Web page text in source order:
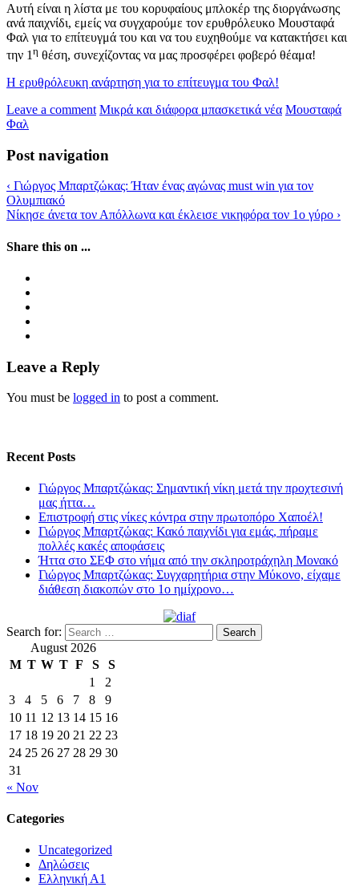
Αυτή είναι η λίστα με του κορυφαίους μπλοκέρ της διοργάνωσης
ανά παιχνίδι, εμείς να συγχαρούμε τον ερυθρόλευκο Μουσταφά
Φαλ για το επίτευγμά του και να του ευχηθούμε να κατακτήσει και
την 1 η θέση, συνεχίζοντας να μας προσφέρει φοβερό θέαμα!
Η ερυθρόλευκη ανάρτηση για το επίτευγμα του Φαλ!
Leave a comment Μικρά και διάφορα μπασκετικά νέα Μουσταφά
Φαλ
Post navigation
‹ Γιώργος Μπαρτζώκας: Ήταν ένας αγώνας must win για τον
Ολυμπιακό
Νίκησε άνετα τον Απόλλωνα και έκλεισε νικηφόρα τον 1ο γύρο ›
Share this on ...
Leave a Reply
You must be logged in to post a comment.
Recent Posts
Γιώργος Μπαρτζώκας: Σημαντική νίκη μετά την προχτεσινή
μας ήττα…
Επιστροφή στις νίκες κόντρα στην πρωτοπόρο Χαποέλ!
Γιώργος Μπαρτζώκας: Κακό παιχνίδι για εμάς, πήραμε
πολλές κακές αποφάσεις
Ήττα στο ΣΕΦ στο νήμα από την σκληροτράχηλη Μονακό
Γιώργος Μπαρτζώκας: Συγχαρητήρια στην Μύκονο, είχαμε
διάθεση διακοπών στο 1ο ημίχρονο…
Search for:
August 2026
M T W T F S
S
1
2
3
4 5 6 7 8
9
10 11 12 13 14 15 16
17 18 19 20 21 22 23
24 25 26 27 28 29 30
31
« Nov
Categories
Uncategorized
Δηλώσεις
Ελληνική Α1